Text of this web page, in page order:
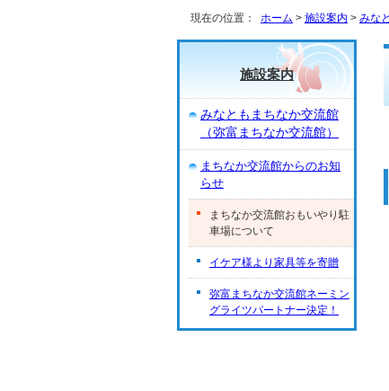
現在の位置： ホーム > 施設案内 > みな
施設案内
みなともまちなか交流館
（弥富まちなか交流館）
まちなか交流館からのお知
らせ
まちなか交流館おもいやり駐
車場について
イケア様より家具等を寄贈
弥富まちなか交流館ネーミン
グライツパートナー決定！